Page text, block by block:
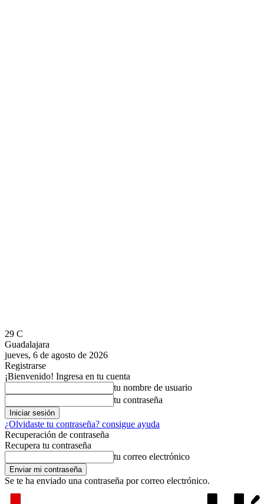
29 C
Guadalajara
jueves, 6 de agosto de 2026
Registrarse
¡Bienvenido! Ingresa en tu cuenta
tu nombre de usuario
tu contraseña
¿Olvidaste tu contraseña? consigue ayuda
Recuperación de contraseña
Recupera tu contraseña
tu correo electrónico
Se te ha enviado una contraseña por correo electrónico.